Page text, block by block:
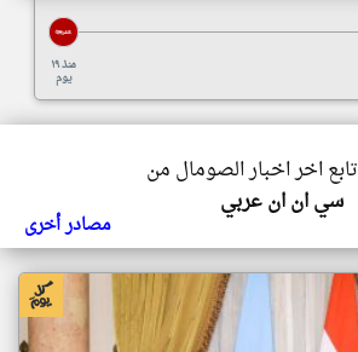
منذ ١٩
يوم
تابع اخر اخبار الصومال من
سي ان ان عربي
مصادر أخرى